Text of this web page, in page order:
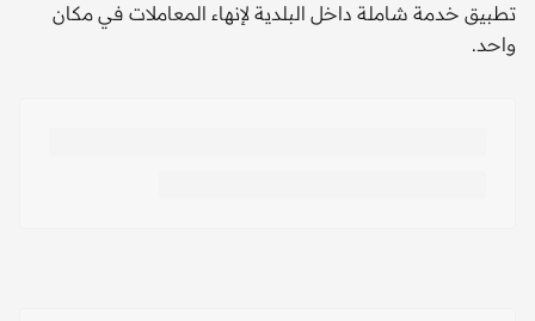
تطبيق خدمة شاملة داخل البلدية لإنهاء المعاملات في مكان
واحد.